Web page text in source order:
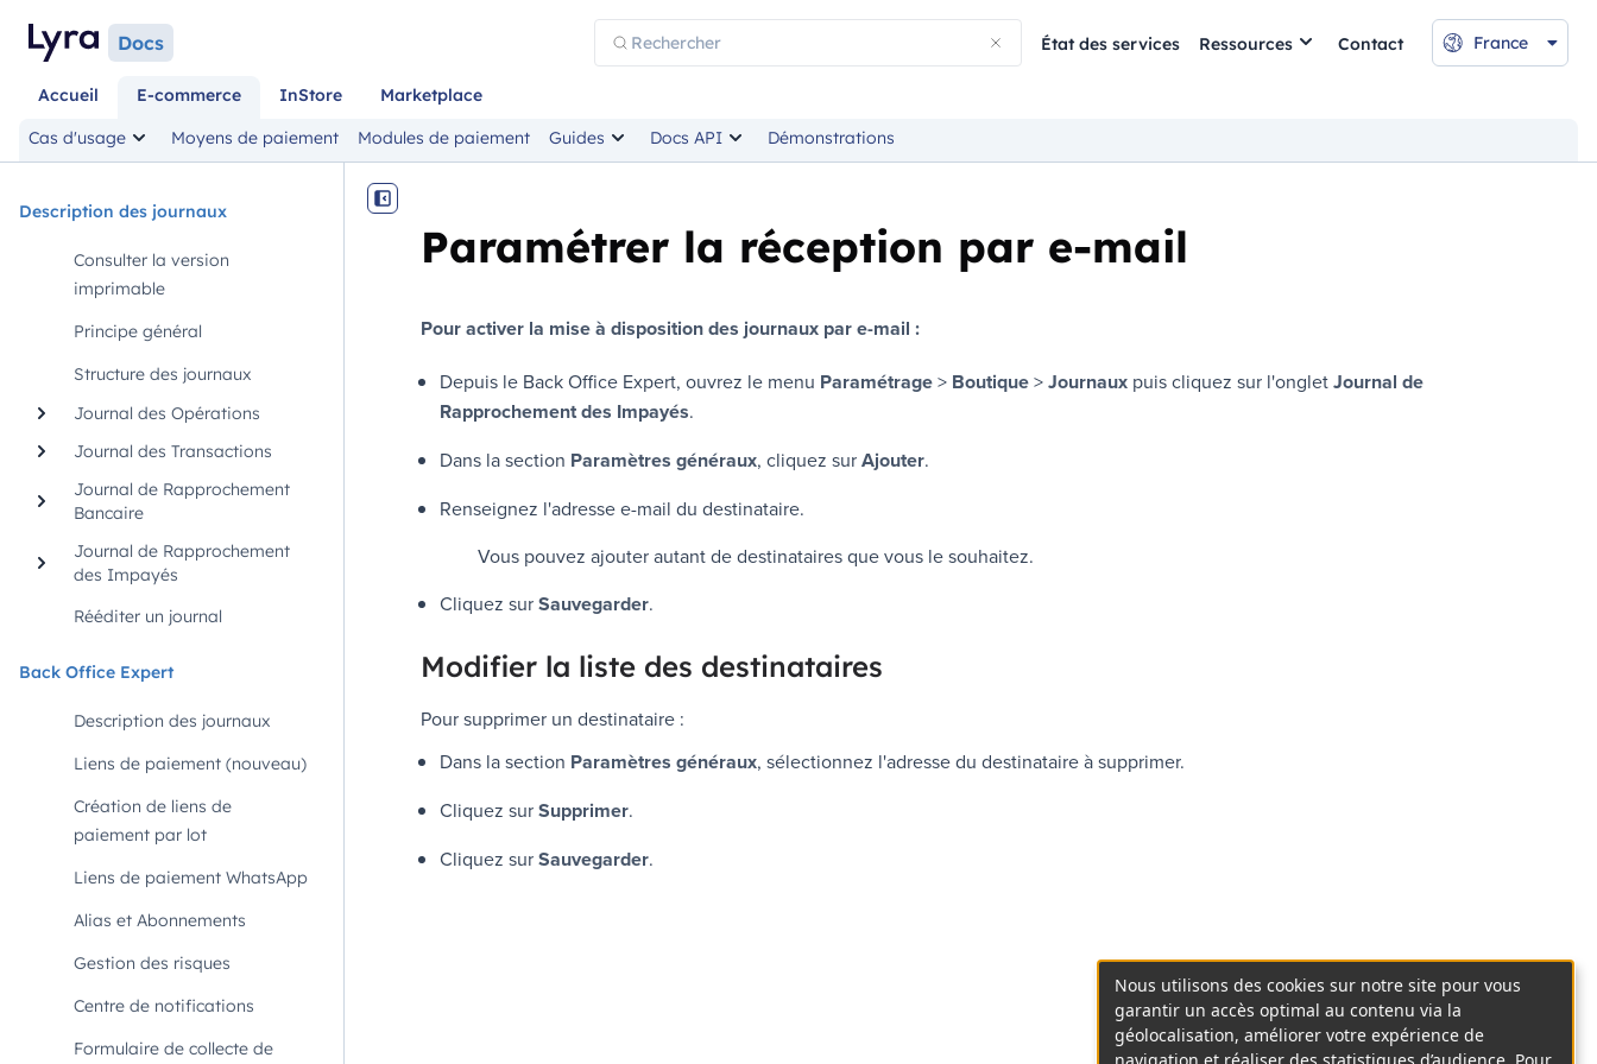
Docs État des services Ressources Contact France
Accueil E-commerce InStore
Marketplace
Cas d'usage
Moyens de paiement Modules de paiement Guides Docs API Démonstrations
Description des journaux
Consulter la version
imprimable
Principe général
Structure des journaux
Journal des Opérations
Journal des Transactions
Journal de Rapprochement
Bancaire
Journal de Rapprochement
des Impayés
Rééditer un journal
Back Office Expert
Description des journaux
Liens de paiement (nouveau)
Création de liens de
paiement par lot
Liens de paiement WhatsApp
Alias et Abonnements
Gestion des risques
Centre de notifications
Formulaire de collecte de
Paramétrer la réception par e-mail
Pour activer la mise à disposition des journaux par e-mail :
Depuis le Back Office Expert, ouvrez le menu Paramétrage> Boutique>Journaux puis cliquez sur l'ongletJournal de
Rapprochement des Impayés.
Dans la section Paramètres généraux, cliquez surAjouter.
Renseignez l'adresse e-mail du destinataire.
Vous pouvez ajouter autant de destinataires que vous le souhaitez.
Cliquez surSauvegarder.
Modifier la liste des destinataires
Pour supprimer un destinataire :
Dans la section Paramètres généraux, sélectionnez l'adresse du destinataire à supprimer.
Cliquez surSupprimer.
Cliquez surSauvegarder.
Nous utilisons des cookies sur notre site pour vous
garantir un accès optimal au contenu via la
géolocalisation, améliorer votre expérience de